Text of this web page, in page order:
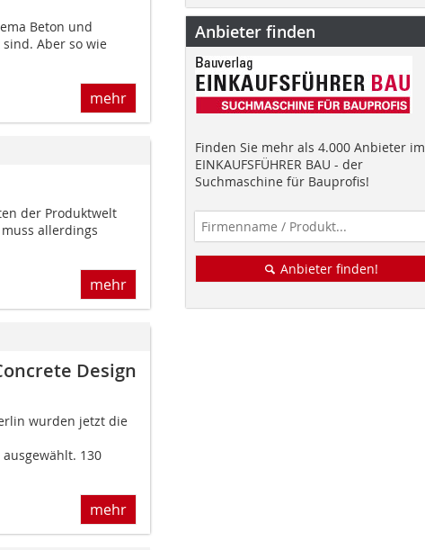
Beton und
Aber so wie
mehr
der Produktwelt
allerdings
mehr
Design
wurden jetzt die
130
mehr
Anbieter finden
Finden Sie mehr als 4.000 Anbieter im
EINKAUFSFÜHRER BAU - der
Suchmaschine für Bauprofis!
Anbieter finden!